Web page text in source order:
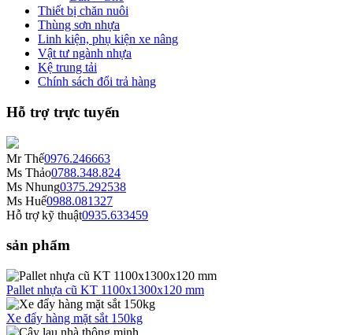
Thiết bị chăn nuôi
Thùng sơn nhựa
Linh kiện, phụ kiện xe nâng
Vật tư ngành nhựa
Kệ trung tải
Chính sách đổi trả hàng
Hỗ trợ trực tuyến
Mr Thế0976.246663
Ms Thảo0788.348.824
Ms Nhung0375.292538
Ms Huế0988.081327
Hỗ trợ kỹ thuật0935.633459
sản phẩm
Pallet nhựa cũ KT 1100x1300x120 mm
Xe đẩy hàng mặt sắt 150kg